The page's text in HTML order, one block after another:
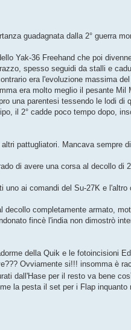
guadagnata dalla 2° guerra
Yak-36 Freehand che poi
spesso seguidi da stalli e
era l'evoluzione massima
era molto meglio il pesante
una parentesi tessendo le lodi
il 2° cadde poco tempo dopo,
pattugliatori. Mancava sempre
di avere una corsa al decollo di
ai comandi del Su-27K e
completamente armato,
fincè l'india non dimostrò
della Quik e le fotoincisioni
Ovviamente si!!! insomma è
dall'Hase per il resto va bene
la pesta il set per i Flap inquanto